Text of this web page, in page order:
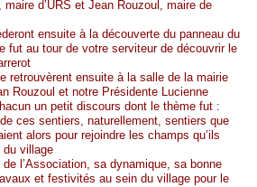
maire d’URS et Jean Rouzoul, maire de
ensuite à la découverte du panneau du
fut au tour de votre serviteur de découvrir le
retrouvèrent ensuite à la salle de la mairie
Rouzoul et notre Présidente Lucienne
un petit discours dont le thème fut :
ces sentiers, naturellement, sentiers que
alors pour rejoindre les champs qu’ils
du village
de l’Association, sa dynamique, sa bonne
et festivités au sein du village pour le